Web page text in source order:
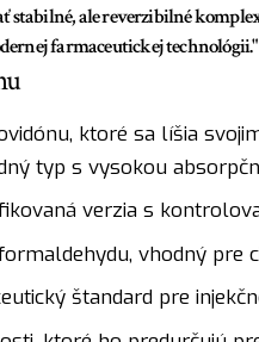
ale reverzibilné
farmaceutickej technológii."
ktoré sa líšia
typ s vysokou
verzia s
vhodný pre
štandard pre